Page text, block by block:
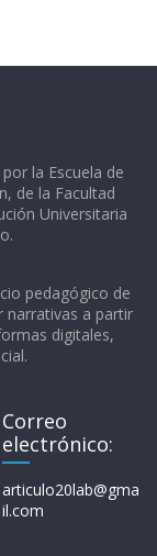
la Escuela de
de la Facultad
Universitaria
pedagógico de
narrativas a partir
digitales,
Correo
electrónico:
articulo20lab@gma
il.com